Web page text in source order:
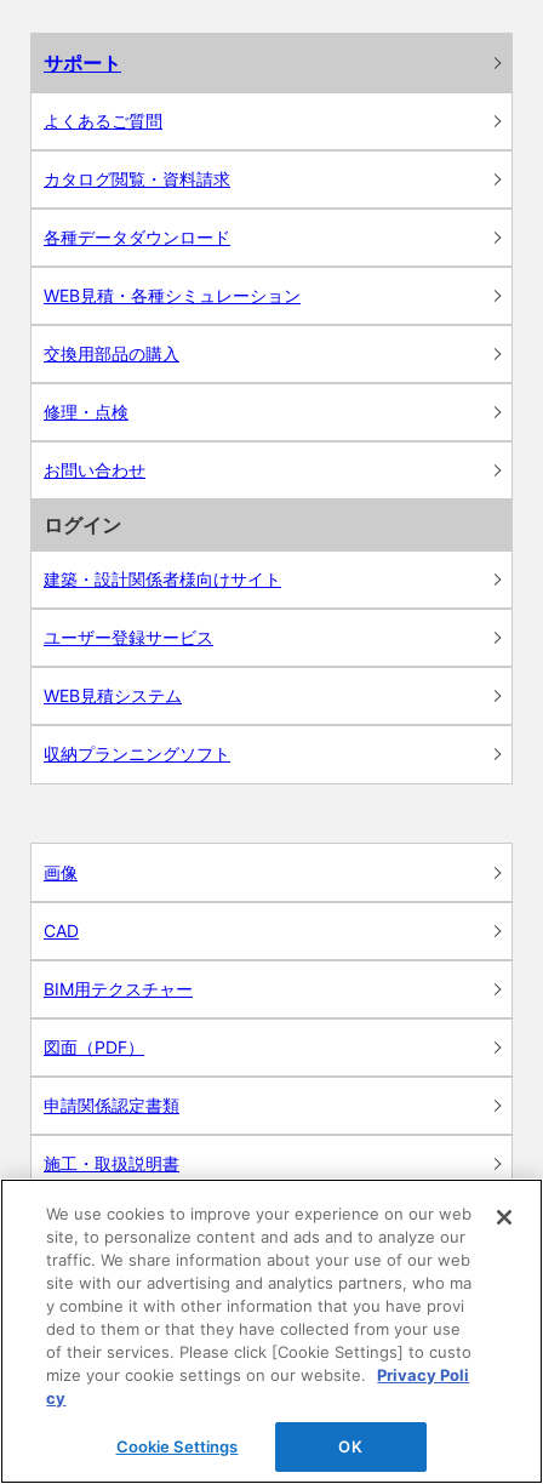
サポート
よくあるご質問
カタログ閲覧・資料請求
各種データダウンロード
WEB見積・各種シミュレーション
交換用部品の購入
修理・点検
お問い合わせ
ログイン
建築・設計関係者様向けサイト
ユーザー登録サービス
WEB見積システム
収納プランニングソフト
画像
CAD
BIM用テクスチャー
図面（PDF）
申請関係認定書類
施工・取扱説明書
動画
シミュレーションツール
24時間換気システム〈エアスマート〉
簡易設計見積ソフト
R&Dセンター環境測定・分析サービス
商品マスター申し込み
We use cookies to improve your experience on our web
site, to personalize content and ads and to analyze our
traffic. We share information about your use of our web
site with our advertising and analytics partners, who ma
y combine it with other information that you have provi
ded to them or that they have collected from your use
of their services. Please click [Cookie Settings] to custo
mize your cookie settings on our website.
Privacy Poli
cy
Cookie Settings OK